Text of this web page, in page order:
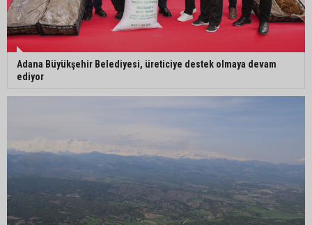
Adana Büyükşehir Belediyesi, üreticiye destek olmaya devam
ediyor